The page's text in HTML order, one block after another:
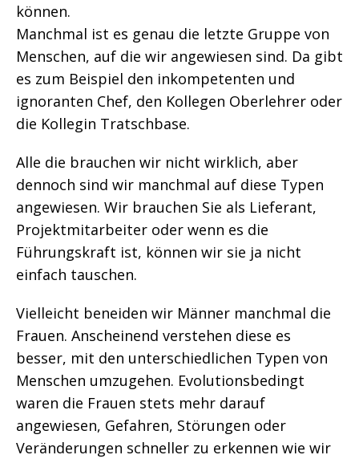
können.
Manchmal ist es genau die letzte Gruppe von
Menschen, auf die wir angewiesen sind. Da gibt
es zum Beispiel den inkompetenten und
ignoranten Chef, den Kollegen Oberlehrer oder
die Kollegin Tratschbase.
Alle die brauchen wir nicht wirklich, aber
dennoch sind wir manchmal auf diese Typen
angewiesen. Wir brauchen Sie als Lieferant,
Projektmitarbeiter oder wenn es die
Führungskraft ist, können wir sie ja nicht
einfach tauschen.
Vielleicht beneiden wir Männer manchmal die
Frauen. Anscheinend verstehen diese es
besser, mit den unterschiedlichen Typen von
Menschen umzugehen. Evolutionsbedingt
waren die Frauen stets mehr darauf
angewiesen, Gefahren, Störungen oder
Veränderungen schneller zu erkennen wie wir